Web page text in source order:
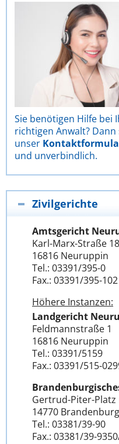
Sie benötigen Hilfe bei
richtigen Anwalt?
unser
und unverbindlich.
Zivilgerichte
Amtsgericht
Karl-Marx-Straße
16816 Neuruppin
Tel.: 03391/395-0
Fax.: 03391/395-102
Höhere Instanzen:
Landgericht
Feldmannstraße 1
16816 Neuruppin
Tel.: 03391/5159
Fax.: 03391/515-
Gertrud-Piter-Platz
14770
Tel.: 03381/39-90
Fax.: 03381/39-